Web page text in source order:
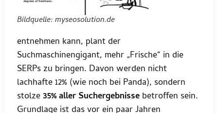
Bildquelle: myseosolution.de
entnehmen kann, plant der
Suchmaschinengigant, mehr „Frische“ in die
SERPs zu bringen. Davon werden nicht
lachhafte 12% (wie noch bei Panda), sondern
stolze35% aller Suchergebnisse betroffen sein.